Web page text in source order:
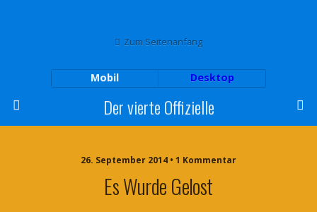
Zum Seitenanfang
Mobil Desktop
Der vierte Offizielle
26. September 2014 • 1 Kommentar
Es Wurde Gelost